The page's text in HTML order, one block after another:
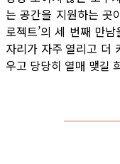
는 공간을 지원하는 곳
로젝트’의 세 번째 만
자리가 자주 열리고 더
우고 당당히 열매 맺길